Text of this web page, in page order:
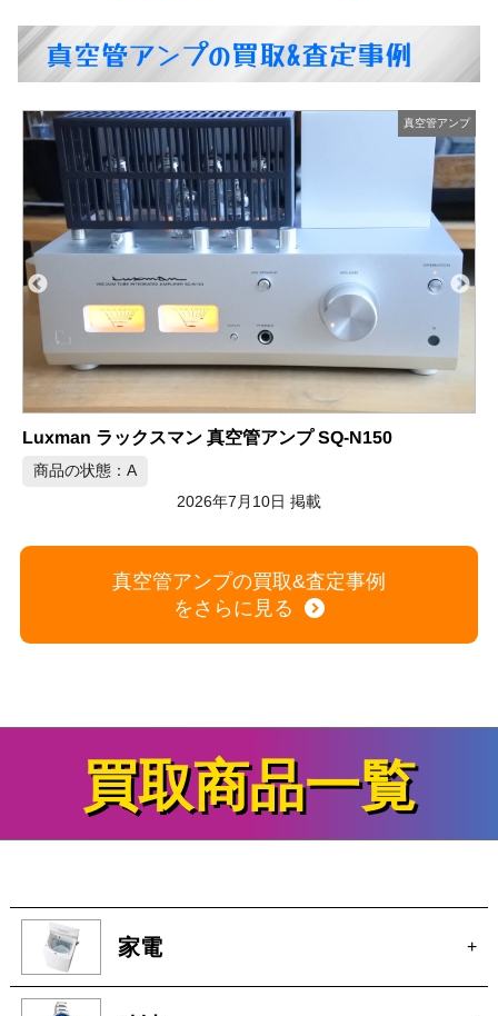
真空管アンプの買取&査定事例
真空管アンプ
Triode TRV-M88SE モノブロック真空管アンプ ペア
真空管アンプの買取&査定事例
をさらに見る
買取商品一覧